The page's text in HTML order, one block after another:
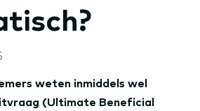
weten inmiddels wel
(Ultimate Beneficial